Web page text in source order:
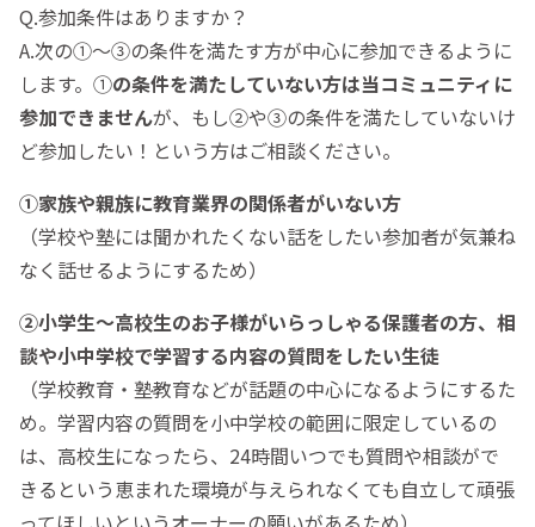
Q.参加条件はありますか？
A.次の①～③の条件を満たす方が中心に参加できるように
します。①の条件を満たしていない方は当コミュニティに
参加できませんが、もし②や③の条件を満たしていないけ
ど参加したい！という方はご相談ください。
①家族や親族に教育業界の関係者がいない方
（学校や塾には聞かれたくない話をしたい参加者が気兼ね
なく話せるようにするため）
②小学生～高校生のお子様がいらっしゃる保護者の方、相
談や小中学校で学習する内容の質問をしたい生徒
（学校教育・塾教育などが話題の中心になるようにするた
め。学習内容の質問を小中学校の範囲に限定しているの
は、高校生になったら、24時間いつでも質問や相談がで
きるという恵まれた環境が与えられなくても自立して頑張